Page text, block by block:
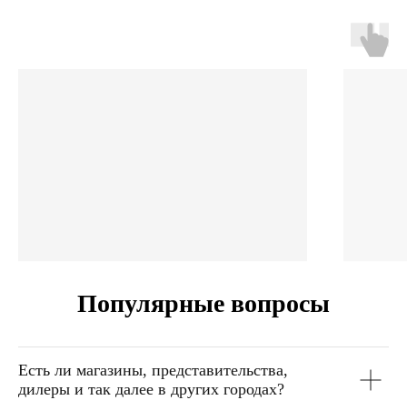
Популярные вопросы
Есть ли магазины, представительства,
дилеры и так далее в других городах?